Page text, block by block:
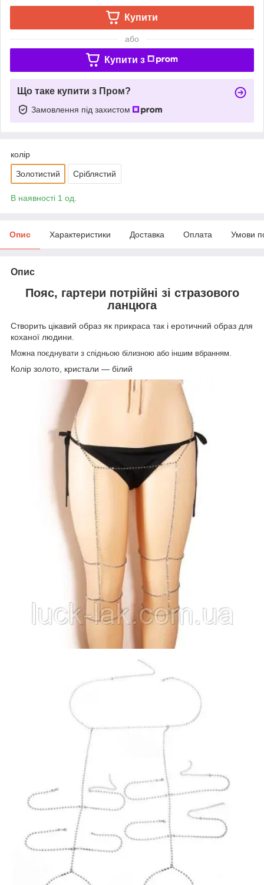
Купити
або
Купити з
Що таке купити з Пром?
Замовлення під захистом
колір
Золотистий Сріблястий
В наявності 1 од.
Опис Характеристики Доставка Оплата Умови
Опис
Пояс, гартери потрійні зі стразового
ланцюга
Створить цікавий образ як прикраса так і еротичний образ для
коханої людини.
Можна поєднувати з спідньою білизною або іншим вбранням.
Колір золото, кристали — білий